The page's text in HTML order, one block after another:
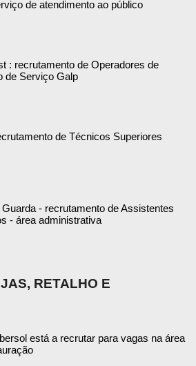
de atendimento ao público
: recrutamento de Operadores de
de Serviço Galp
de Técnicos Superiores
Guarda - recrutamento de Assistentes
- área administrativa
RETALHO E
está a recrutar para vagas na área